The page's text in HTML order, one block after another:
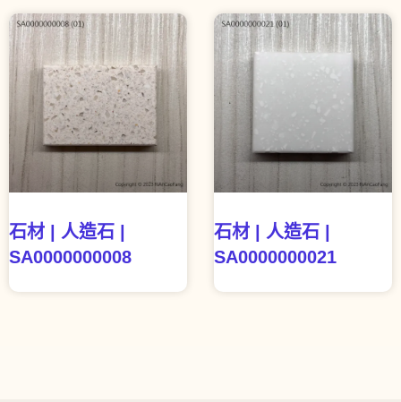
石材 | 人造石 |
SA0000000008
石材 | 人造石 |
SA0000000021